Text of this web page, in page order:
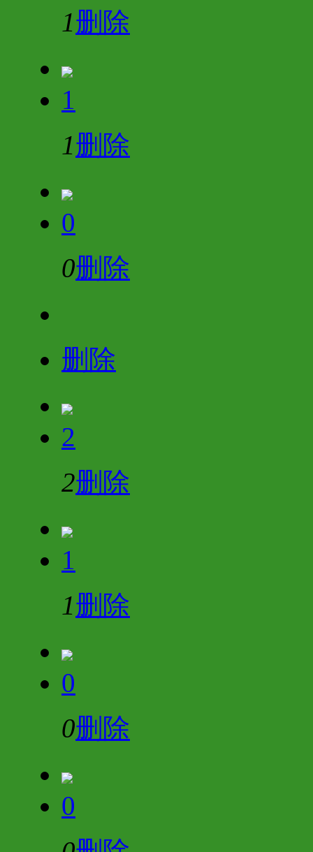
1删除
1
1删除
0
0删除
删除
2
2删除
1
1删除
0
0删除
0